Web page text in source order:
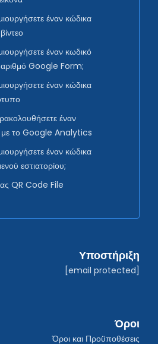
έναν κώδικα
έναν κωδικό
αριθμό Google Form;
έναν κώδικα
έναν
με το Google Analytics
έναν κώδικα
εστιατορίου;
QR Code File
Υποστήριξη
[email protected]
Όροι
Όροι και Προϋποθέσεις